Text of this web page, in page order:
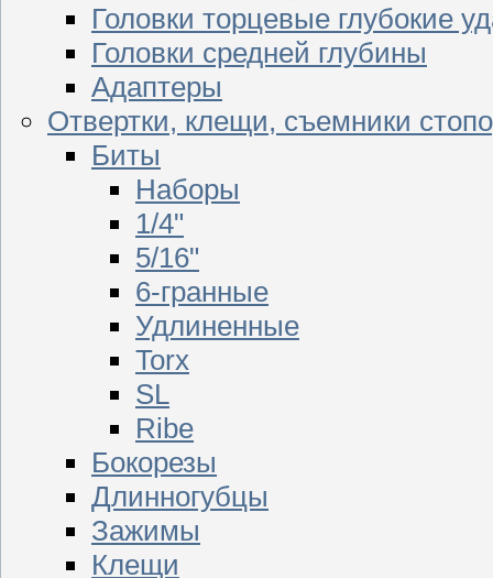
Головки торцевые глубокие
Головки средней глубины
Адаптеры
Отвертки, клещи, съемники
Биты
Наборы
1/4"
5/16"
6-гранные
Удлиненные
Torx
SL
Ribe
Бокорезы
Длинногубцы
Зажимы
Клещи